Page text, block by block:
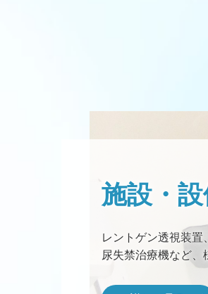
施設・
レントゲン透視装置
尿失禁治療機など、